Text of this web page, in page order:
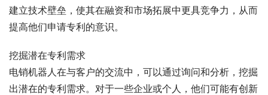
建立技术壁垒，使其在融资和市场拓展中更具竞争力，从而
提高他们申请专利的意识。
挖掘潜在专利需求
电销机器人在与客户的交流中，可以通过询问和分析，挖掘
出潜在的专利需求。对于一些企业或个人，他们可能有创新